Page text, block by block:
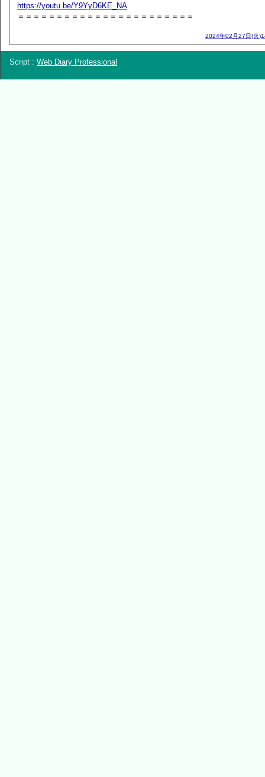
https://youtu.be/Y9YyD6KE_NA
＝＝＝＝＝＝＝＝＝＝＝＝＝＝＝＝＝＝＝＝＝＝＝
2024年02月27日(火
Script : Web Diary Professional